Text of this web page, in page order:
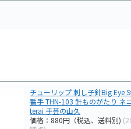
チューリップ 刺し子針Big Eye
番手 THN-103 針ものがたり ネ
terai 手芸の山久
価格：880円（税込、送料別)